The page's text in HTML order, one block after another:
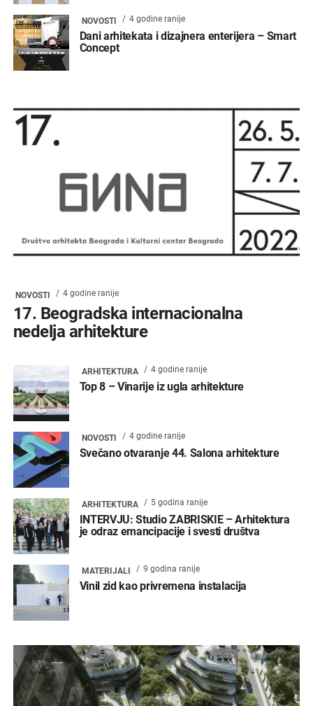
NOVOSTI 4 godine ranije
Dani arhitekata i dizajnera enterijera – Smart
Concept
NOVOSTI 4 godine ranije
17. Beogradska internacionalna
nedelja arhitekture
ARHITEKTURA 4 godine ranije
Top 8 – Vinarije iz ugla arhitekture
NOVOSTI 4 godine ranije
Svečano otvaranje 44. Salona arhitekture
ARHITEKTURA 5 godina ranije
INTERVJU: Studio ZABRISKIE – Arhitektura
je odraz emancipacije i svesti društva
MATERIJALI 9 godina ranije
Vinil zid kao privremena instalacija